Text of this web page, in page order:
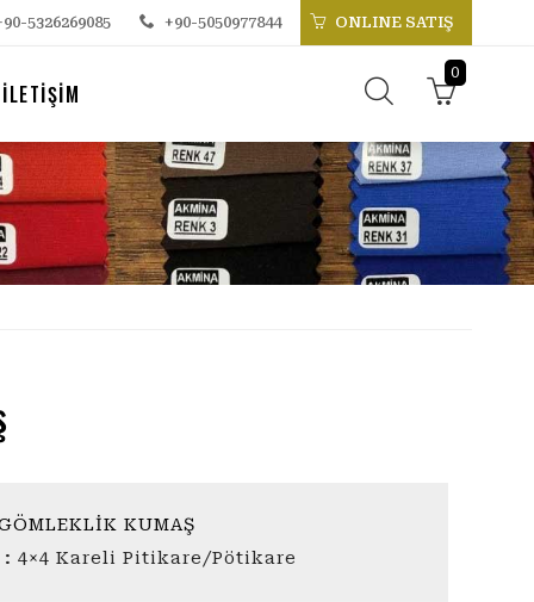
5326269085 +90-5050977844 ONLINE SATIŞ
İLETİŞİM
0
KUMAŞ
: 4×4 Kareli Pitikare/Pötikare